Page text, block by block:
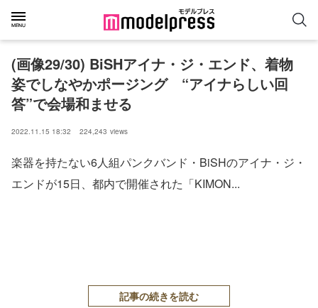
(画像29/30) BiSHアイナ・ジ・エンド、着物
姿でしなやかポージング “アイナらしい回
答”で会場和ませる
2022.11.15 18:32 224,243 views
楽器を持たない6人組パンクバンド・BiSHのアイナ・ジ・
エンドが15日、都内で開催された「KIMON...
記事の続きを読む